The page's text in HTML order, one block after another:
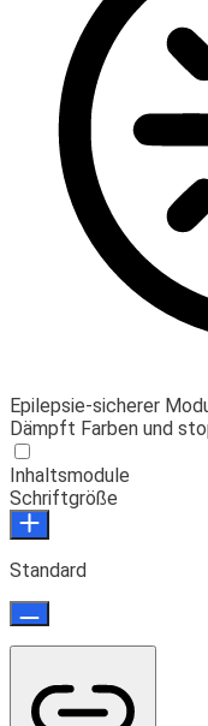
Epilepsie-sicherer
Dämpft Farben und
Inhaltsmodule
Schriftgröße
Standard